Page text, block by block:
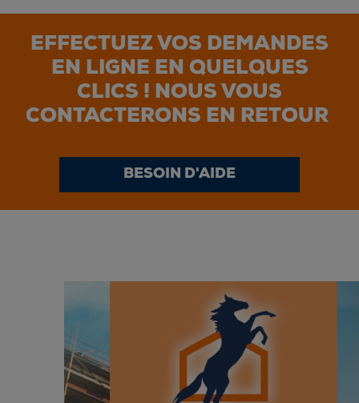
EFFECTUEZ VOS DEMANDES
EN LIGNE EN QUELQUES
CLICS ! NOUS VOUS
CONTACTERONS EN RETOUR
BESOIN D'AIDE